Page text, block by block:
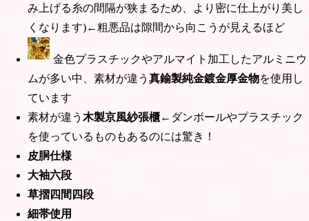
み上げる糸の間隔が狭まるため、より密に仕上がり美し
くなります)←粗悪品は隙間から向こうが見えるほど
金色プラスチックやアルマイト加工したアルミニウ
ムが多い中、素材が違う 真鍮製純金鍍金厚金物を使用し
ています
素材が違う 木製京風紗張櫃←ダンボールやプラスチック
を使っているものもあるのには驚き！
皮胴仕様
大袖六段
草摺四間四段
細帯使用